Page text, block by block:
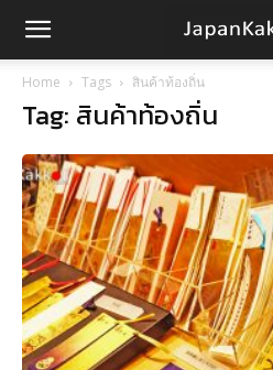
Home Tags สินค้าท้องถิ่น
Tag: สินค้าท้องถิ่น